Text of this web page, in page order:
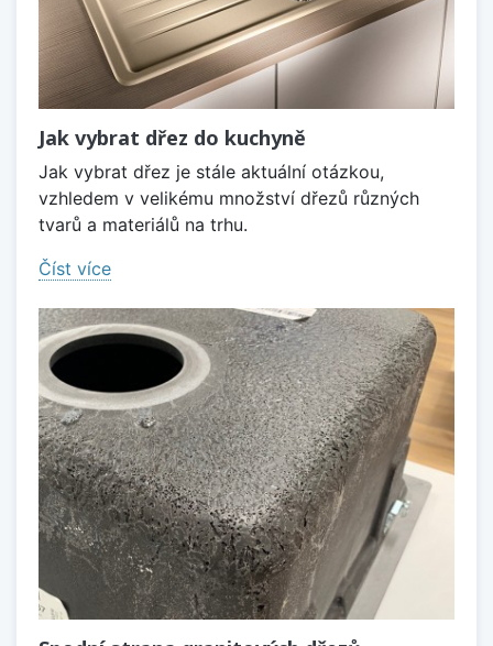
Jak vybrat dřez do kuchyně
Jak vybrat dřez je stále aktuální otázkou,
vzhledem v velikému množství dřezů různých
tvarů a materiálů na trhu.
Číst více